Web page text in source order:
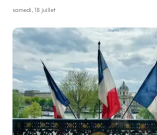
samedi, 18 juillet